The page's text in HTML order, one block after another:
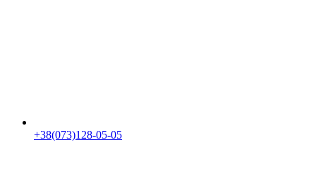
+38(073)128-05-05